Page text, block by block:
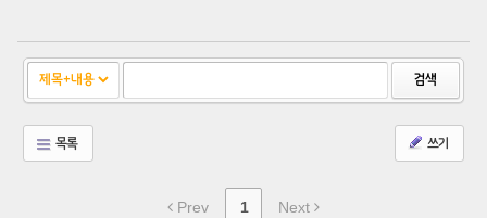
검색
목록 쓰기
Prev 1 Next